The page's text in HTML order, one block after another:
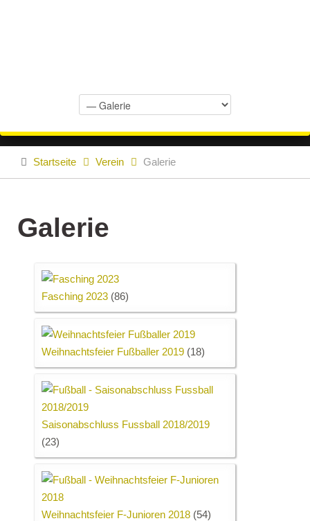
Startseite Verein Galerie
Galerie
Fasching 2023 (86)
Weihnachtsfeier Fußballer 2019 (18)
Saisonabschluss Fussball 2018/2019
(23)
Weihnachtsfeier F-Junioren 2018 (54)